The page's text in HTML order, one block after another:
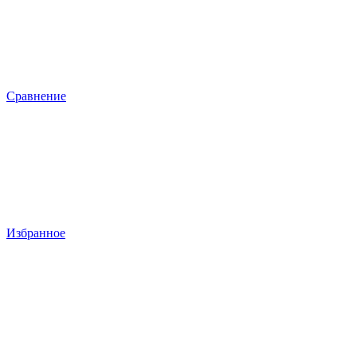
Сравнение
Избранное